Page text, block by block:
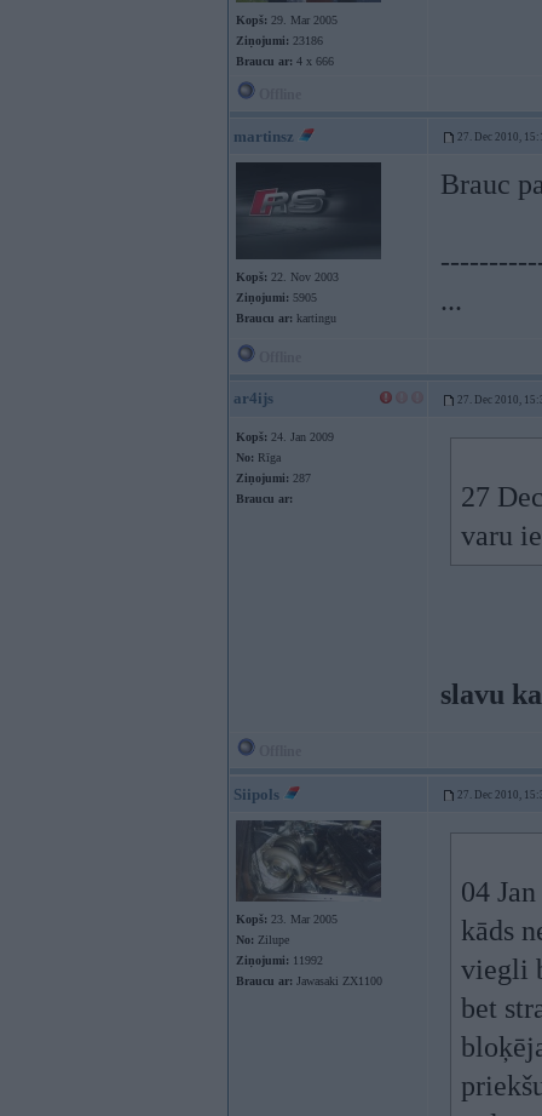
Kopš: 29. Mar 2005
Ziņojumi: 23186
Braucu ar: 4 x 666
martinsz 27. Dec 2010,
Kopš: 22. Nov 2003
Ziņojumi: 5905
Braucu ar: kartingu
Brauc
...
ar4ijs 27. Dec 2010,
Kopš: 24. Jan 2009
No: Rīga
Ziņojumi: 287
Braucu ar:
27
varu
slavu
Siipols 27. Dec 2010,
Kopš: 23. Mar 2005
No: Zilupe
Ziņojumi: 11992
Braucu ar: Jawasaki ZX1100
04
kāds
viegli
bet